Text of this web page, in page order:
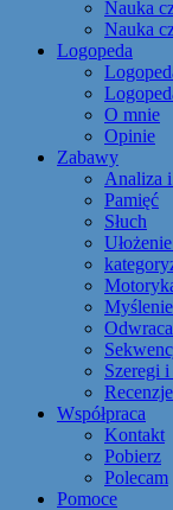
Nauka
Nauka
Logopeda
O mnie
Opinie
Zabawy
Analiza
Pamięć
Słuch
Szeregi
Recenzje
Współpraca
Kontakt
Pobierz
Polecam
Pomoce